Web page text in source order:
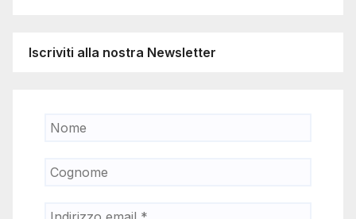
Iscriviti alla nostra Newsletter